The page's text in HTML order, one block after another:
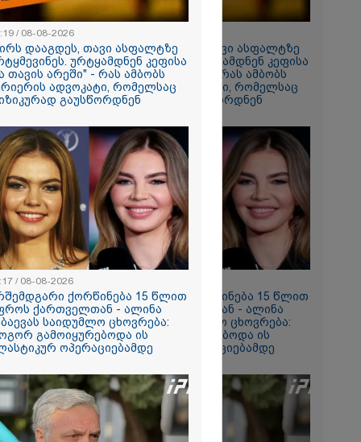
- გაიცანით
ქართულ
ბიჭი
აქამდე
- რა
164
- 57
ეძებენ
ვიღებთ
- რას წერს
"ძირს დააგდეს, თავი ასფალტზე
არტყმევინეს. ურტყამდნენ კეფისა
და თავის არეში" - რას ამბობს
კურიერის ადვოკატი, რომელსაც
ფიზიკურად გაუსწორდნენ
არშემდგარი ქორწინება 15 წლით
უფროს ქართველთან - ალინა
კაბაევას საიდუმლო ცხოვრება:
როგორ გამოიყურებოდა ის
პლასტიკურ ოპერაციებამდე
/ 08-08-2026
დააგდეს, თავი ასფალტზე
ურტყამდნენ კეფისა
თავის არეში" - რას ამბობს
ადვოკატი, რომელსაც
გაუსწორდნენ
/ 08-08-2026
ქორწინება 15 წლით
ქართველთან - ალინა
საიდუმლო ცხოვრება:
გამოიყურებოდა ის
ოპერაციებამდე